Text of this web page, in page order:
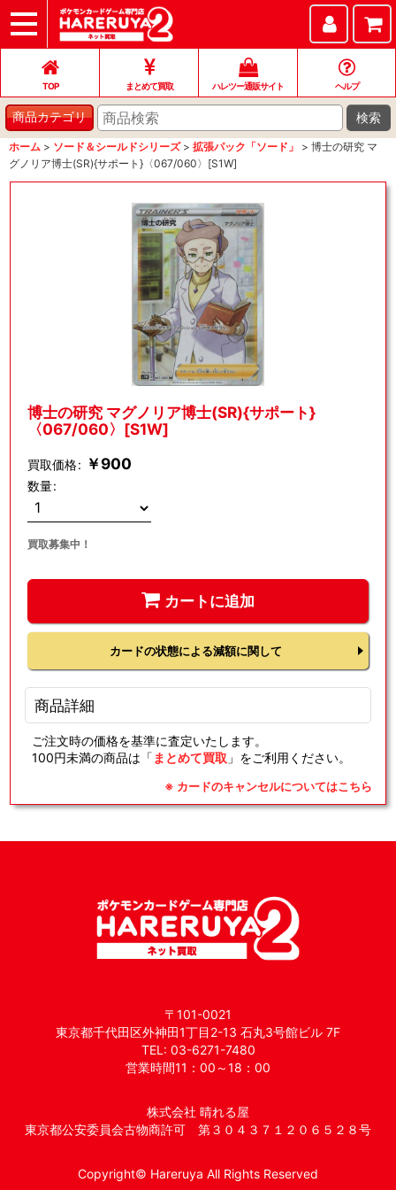
TOP
まとめて買取
ハレツー通販サイト
ヘルプ
お問い合わせ
TOP まとめて買取 ハレツー通販サイト ヘルプ
商品カテゴリ 検索
ホーム > ソード＆シールドシリーズ > 拡張パック「ソード」 > 博士の研究 マ
グノリア博士(SR){サポート}〈067/060〉[S1W]
博士の研究 マグノリア博士(SR){サポート}
〈067/060〉[S1W]
買取価格: ￥900
数量:
買取募集中！
カートに追加
カードの状態による減額に関して
商品詳細
ご注文時の価格を基準に査定いたします。
100円未満の商品は「 まとめて買取 」をご利用ください。
※ カードのキャンセルについてはこちら
〒101-0021
東京都千代田区外神田1丁目2-13 石丸3号館ビル 7F
TEL: 03-6271-7480
営業時間11：00～18：00
株式会社 晴れる屋
東京都公安委員会古物商許可 第３０４３７１２０６５２８号
Copyright© Hareruya All Rights Reserved